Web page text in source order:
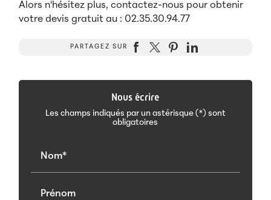
Alors n'hésitez plus, contactez-nous pour obtenir
votre devis gratuit au : 02.35.30.94.77
PARTAGEZ SUR
Nous écrire
Les champs indiqués par un astérisque (*) sont
obligatoires
Nom*
Prénom